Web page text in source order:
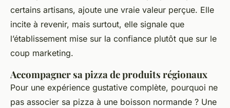
certains artisans, ajoute une vraie valeur perçue. Elle
incite à revenir, mais surtout, elle signale que
l’établissement mise sur la confiance plutôt que sur le
coup marketing.
Accompagner sa pizza de produits régionaux
Pour une expérience gustative complète, pourquoi ne
pas associer sa pizza à une boisson normande ? Une